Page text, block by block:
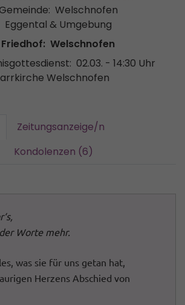
Welschnofen
Eggental & Umgebung
Friedhof: Welschnofen
02.03. - 14:30 Uhr
Welschnofen
Zeitungsanzeige/n
Kondolenzen (6)
Worte mehr.
was sie für uns getan hat,
Herzens Abschied von